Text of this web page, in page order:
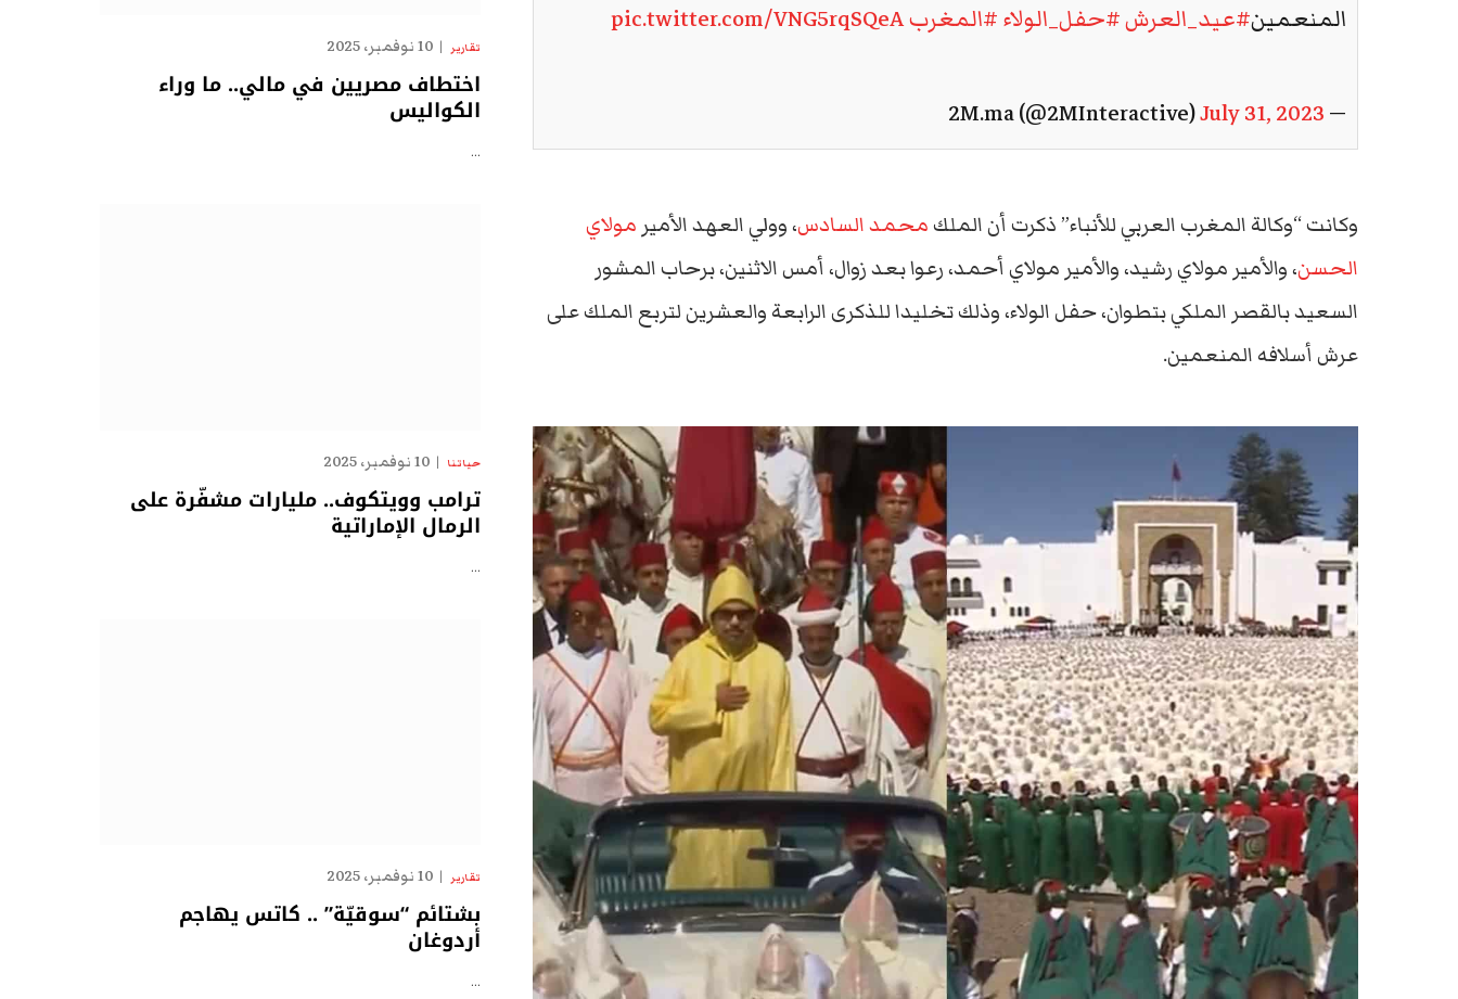
المنعمين#عيد_العرش#حفل_الولاء#المغربpic.twitter.com/VNG5rqSQeA
— 2M.ma (@2MInteractive)
July 31, 2023
وكانت “وكالة المغرب العربي للأنباء” ذكرت أن الملك محمد السادس، وولي العهد الأمير مولاي
الحسن، والأمير مولاي رشيد، والأمير مولاي أحمد، رعوا بعد زوال، أمس الاثنين، برحاب المشور
السعيد بالقصر الملكي بتطوان، حفل الولاء، وذلك تخليدا للذكرى الرابعة والعشرين لتربع الملك على
عرش أسلافه المنعمين.
تقارير 10 نوفمبر، 2025
اختطاف مصريين في مالي.. ما وراء
الكواليس
…
حياتنا 10 نوفمبر، 2025
ترامب وويتكوف.. مليارات مشفّرة على
الرمال الإماراتية
…
تقارير 10 نوفمبر، 2025
بشتائم “سوقيّة” .. كاتس يهاجم
أردوغان
…